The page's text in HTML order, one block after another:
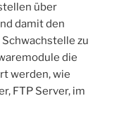
über
damit den
zu
die
werden, wie
FTP Server, im